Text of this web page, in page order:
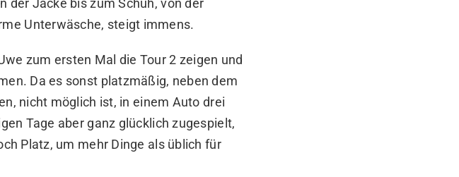
der Jacke bis zum Schuh, von der
Unterwäsche, steigt immens.
zum ersten Mal die Tour 2 zeigen und
Da es sonst platzmäßig, neben dem
nicht möglich ist, in einem Auto drei
Tage aber ganz glücklich zugespielt,
Platz, um mehr Dinge als üblich für